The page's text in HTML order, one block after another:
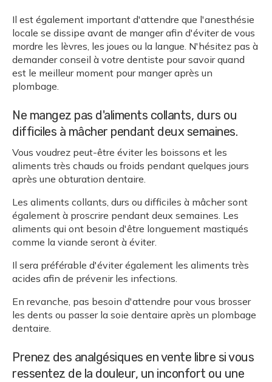
Il est également important d'attendre que l'anesthésie
locale se dissipe avant de manger afin d'éviter de vous
mordre les lèvres, les joues ou la langue. N'hésitez pas à
demander conseil à votre dentiste pour savoir quand
est le meilleur moment pour manger après un
plombage.
Ne mangez pas d'aliments collants, durs ou
difficiles à mâcher pendant deux semaines.
Vous voudrez peut-être éviter les boissons et les
aliments très chauds ou froids pendant quelques jours
après une obturation dentaire.
Les aliments collants, durs ou difficiles à mâcher sont
également à proscrire pendant deux semaines. Les
aliments qui ont besoin d'être longuement mastiqués
comme la viande seront à éviter.
Il sera préférable d'éviter également les aliments très
acides afin de prévenir les infections.
En revanche, pas besoin d'attendre pour vous brosser
les dents ou passer la soie dentaire après un plombage
dentaire.
Prenez des analgésiques en vente libre si vous
ressentez de la douleur, un inconfort ou une